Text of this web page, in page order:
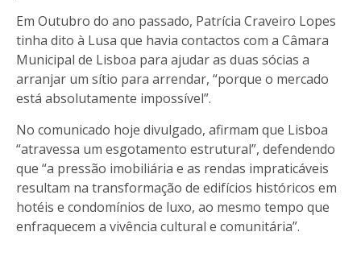
Em Outubro do ano passado, Patrícia Craveiro Lopes
tinha dito à Lusa que havia contactos com a Câmara
Municipal de Lisboa para ajudar as duas sócias a
arranjar um sítio para arrendar, “porque o mercado
está absolutamente impossível”.
No comunicado hoje divulgado, afirmam que Lisboa
“atravessa um esgotamento estrutural”, defendendo
que “a pressão imobiliária e as rendas impraticáveis
resultam na transformação de edifícios históricos em
hotéis e condomínios de luxo, ao mesmo tempo que
enfraquecem a vivência cultural e comunitária”.